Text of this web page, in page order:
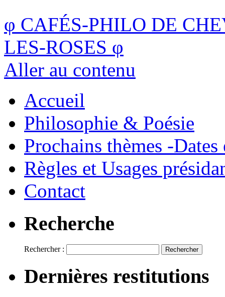
φ CAFÉS-PHILO DE
LES-ROSES φ
Aller au contenu
Accueil
Philosophie & Poésie
Prochains thèmes -
Règles et Usages
Contact
Recherche
Rechercher :
Dernières restitutions